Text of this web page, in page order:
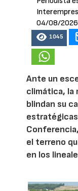
04/08/2026
1045
Ante un
climática, la
blindan su
estratégicas
el terreno
en los